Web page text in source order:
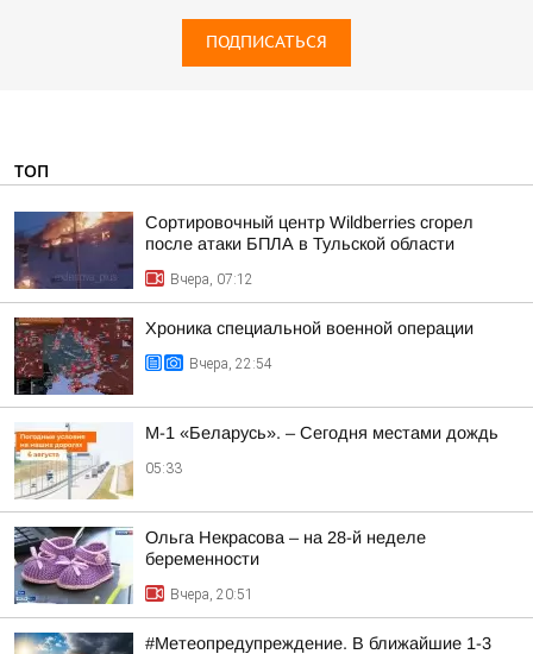
ПОДПИСАТЬСЯ
ТОП
Сортировочный центр Wildberries сгорел
после атаки БПЛА в Тульской области
Вчера, 07:12
Хроника специальной военной операции
Вчера, 22:54
М-1 «Беларусь». – Сегодня местами дождь
05:33
Ольга Некрасова – на 28-й неделе
беременности
Вчера, 20:51
#Метеопредупреждение. В ближайшие 1-3